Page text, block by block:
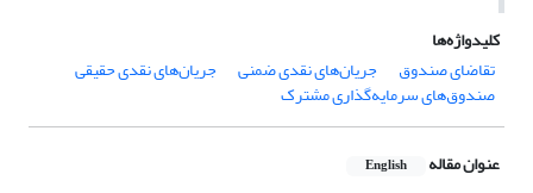
کلیدواژه‌ها
تقاضای صندوق
جریان‌های نقدی ضمنی جریان‌های نقدی حقیقی
صندوق‌های سرمایه‌گذاری مشترک
عنوان مقاله English